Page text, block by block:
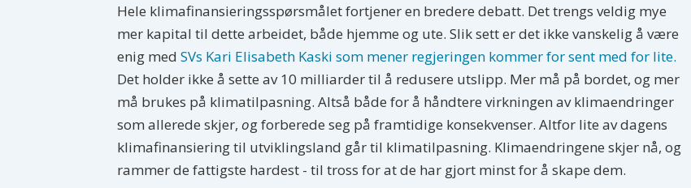
Hele klimafinansieringsspørsmålet fortjener en bredere debatt. Det trengs veldig mye
mer kapital til dette arbeidet, både hjemme og ute. Slik sett er det ikke vanskelig å være
enig med SVs Kari Elisabeth Kaski som mener regjeringen kommer for sent med for lite.
Det holder ikke å sette av 10 milliarder til å redusere utslipp. Mer må på bordet, og mer
må brukes på klimatilpasning. Altså både for å håndtere virkningen av klimaendringer
som allerede skjer, og forberede seg på framtidige konsekvenser. Altfor lite av dagens
klimafinansiering til utviklingsland går til klimatilpasning. Klimaendringene skjer nå, og
rammer de fattigste hardest - til tross for at de har gjort minst for å skape dem.